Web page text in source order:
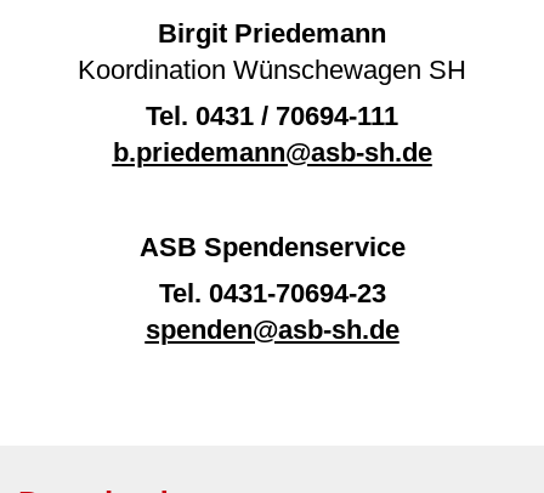
Birgit Priedemann
Koordination Wünschewagen SH
Tel. 0431 / 70694-111
b.priedemann@asb-sh.de
ASB Spendenservice
Tel. 0431-70694-23
spenden@asb-sh.de